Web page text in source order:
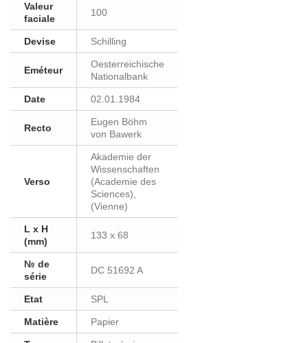
Valeur
faciale
100
Devise Schilling
Eméteur
Oesterreichische
Nationalbank
Date 02.01.1984
Recto
Eugen Böhm
von Bawerk
Verso
Akademie der
Wissenschaften
(Academie des
Sciences),
(Vienne)
L x H
(mm)
133 x 68
№ de
série
DC 51692 A
Etat SPL
Matière Papier